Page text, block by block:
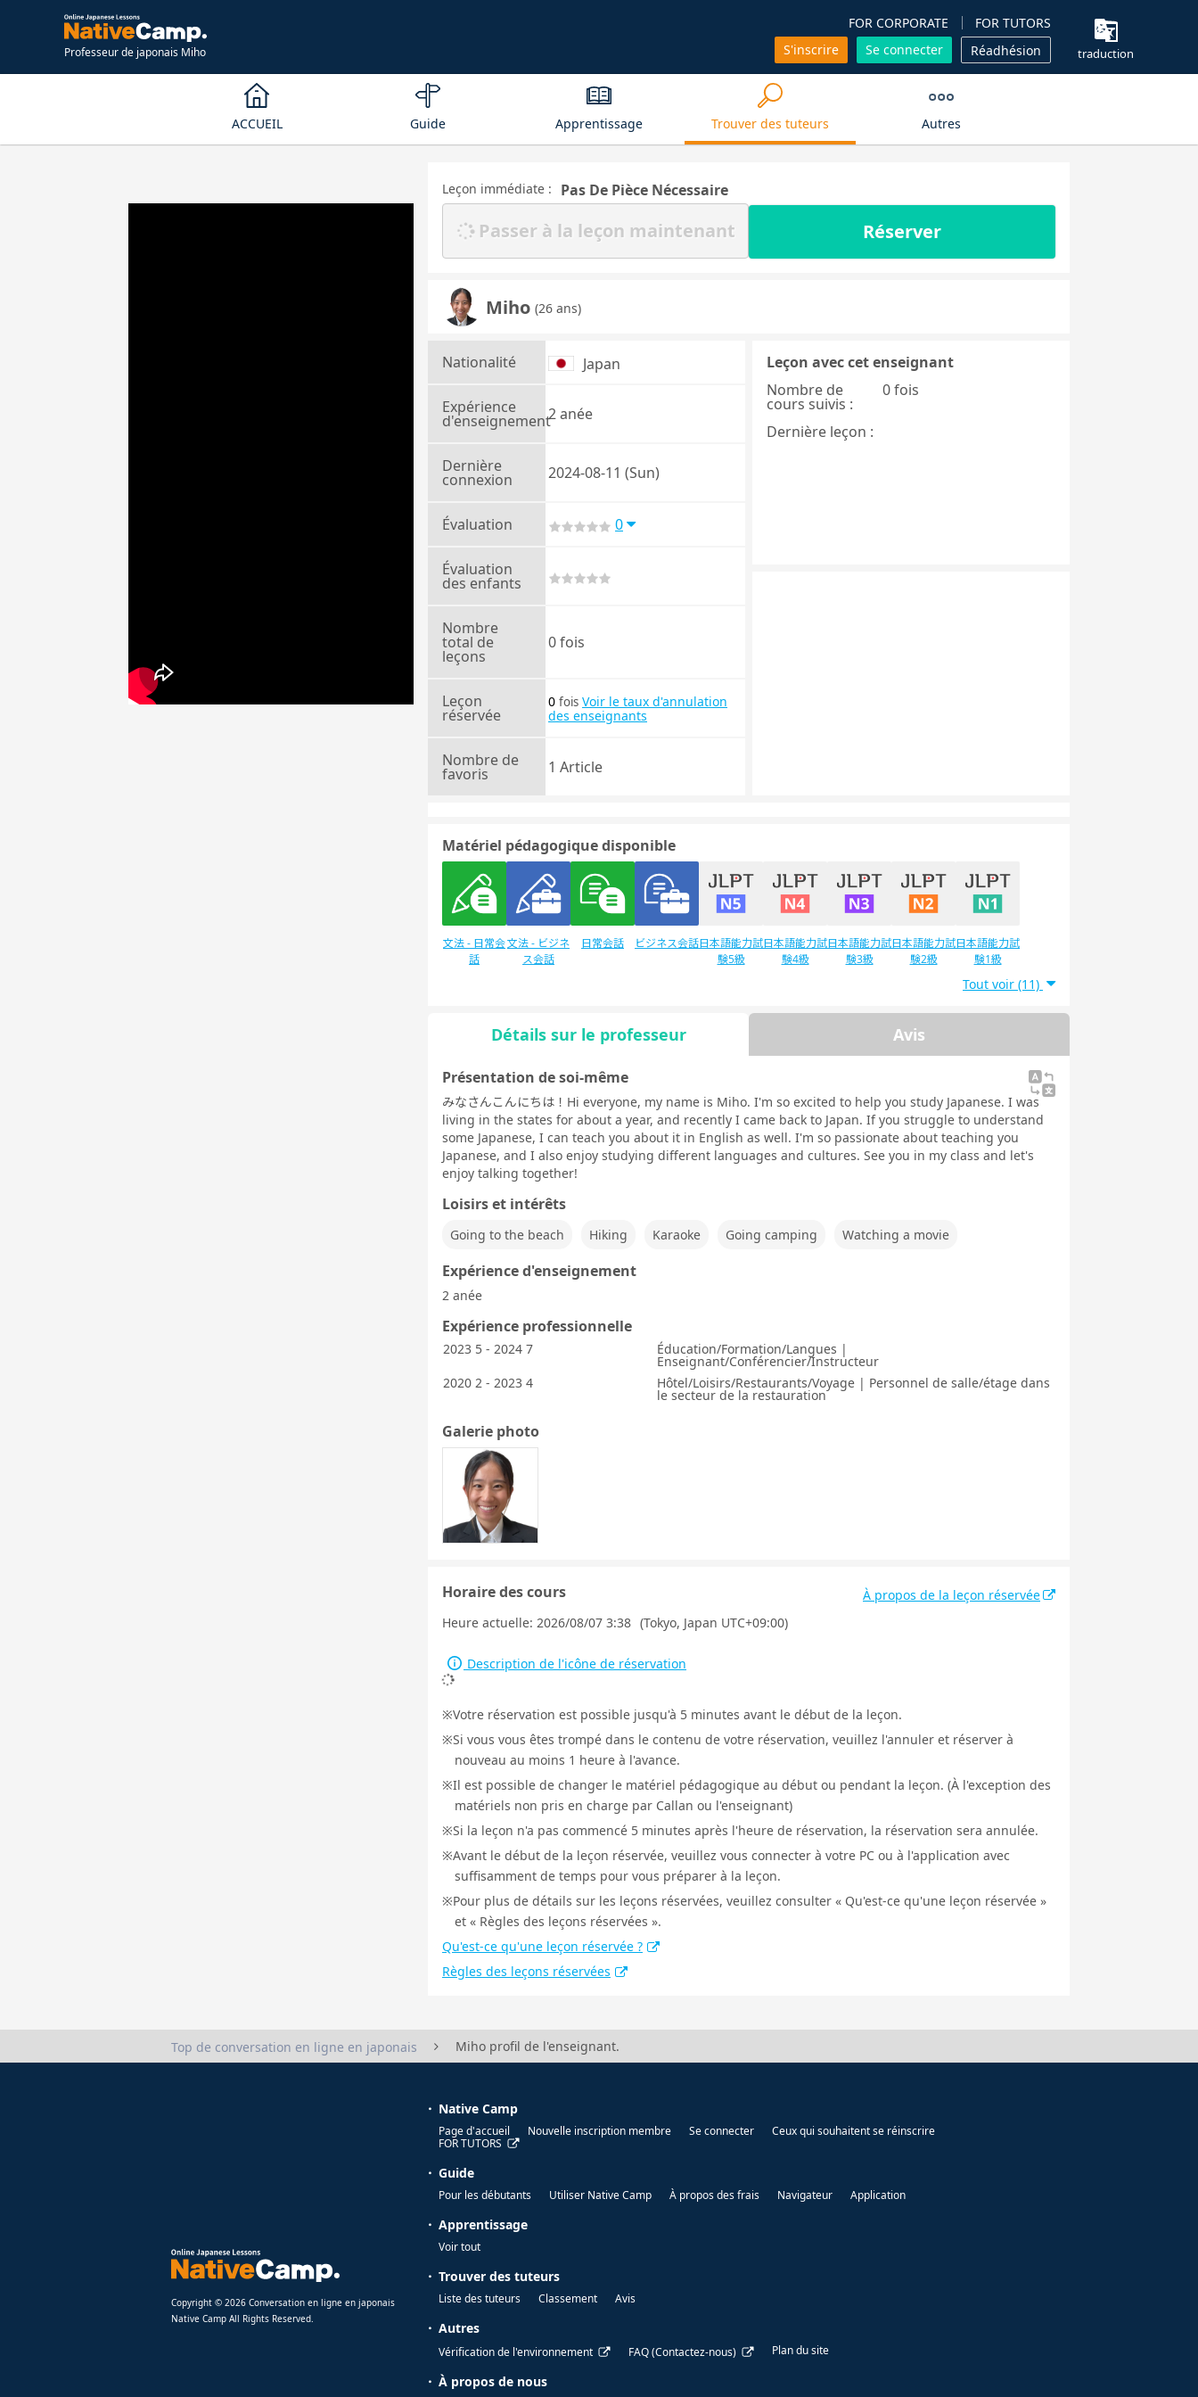
Professeur de japonais Miho
FOR CORPORATE
FOR TUTORS
S'inscrire
Se connecter Réadhésion traduction
ACCUEIL Guide Apprentissage Trouver des tuteurs Autres
Leçon immédiate : Pas De Pièce Nécessaire
Passer à la leçon maintenant Réserver
Miho (26 ans)
Nationalité Japan
Expérience
d'enseignement2 anée
Dernière
connexion 2024-08-11 (Sun)
Évaluation 0
Évaluation
des enfants
Nombre
total de
leçons
0 fois
Leçon
réservée
0 fois Voir le taux d'annulation
des enseignants
Nombre de
favoris 1 Article
Leçon avec cet enseignant
Nombre de
cours suivis :
0 fois
Dernière leçon :
Matériel pédagogique disponible
文法 - 日常会
話
文法 - ビジネ
ス会話
日常会話 ビジネス会話日本語能力試
験5級
日本語能力試
験4級
日本語能力試
験3級
日本語能力試
験2級
日本語能力試
験1級
Tout voir (11)
Détails sur le professeur Avis
Présentation de soi-même
みなさんこんにちは！Hi everyone, my name is Miho. I'm so excited to help you study Japanese. I was
living in the states for about a year, and recently I came back to Japan. If you struggle to understand
some Japanese, I can teach you about it in English as well. I'm so passionate about teaching you
Japanese, and I also enjoy studying different languages and cultures. See you in my class and let's
enjoy talking together!
Loisirs et intérêts
Going to the beach Hiking Karaoke Going camping Watching a movie
Expérience d'enseignement
2 anée
Expérience professionnelle
2023 5 - 2024 7 Éducation/Formation/Langues |
Enseignant/Conférencier/Instructeur
2020 2 - 2023 4
Hôtel/Loisirs/Restaurants/Voyage | Personnel de salle/étage dans
le secteur de la restauration
Galerie photo
Horaire des cours
À propos de la leçon réservée
Heure actuelle: 2026/08/07 3:38 (Tokyo, Japan UTC+09:00)
Description de l'icône de réservation
Votre réservation est possible jusqu'à 5 minutes avant le début de la leçon.
Si vous vous êtes trompé dans le contenu de votre réservation, veuillez l'annuler et réserver à
nouveau au moins 1 heure à l'avance.
Il est possible de changer le matériel pédagogique au début ou pendant la leçon. (À l'exception des
matériels non pris en charge par Callan ou l'enseignant)
Si la leçon n'a pas commencé 5 minutes après l'heure de réservation, la réservation sera annulée.
Avant le début de la leçon réservée, veuillez vous connecter à votre PC ou à l'application avec
suffisamment de temps pour vous préparer à la leçon.
Pour plus de détails sur les leçons réservées, veuillez consulter « Qu'est-ce qu'une leçon réservée »
et « Règles des leçons réservées ».
Qu'est-ce qu'une leçon réservée ?
Règles des leçons réservées
Top de conversation en ligne en japonais Miho profil de l'enseignant.
Copyright © 2026 Conversation en ligne en japonais
Native Camp All Rights Reserved.
Native Camp
Page d'accueil Nouvelle inscription membre Se connecter
Ceux qui souhaitent se réinscrire
FOR TUTORS
Guide
Pour les débutants Utiliser Native Camp À propos des frais Navigateur Application
Apprentissage
Voir tout
Trouver des tuteurs
Liste des tuteurs Classement Avis
Autres
Vérification de l'environnement FAQ (Contactez-nous) Plan du site
À propos de nous